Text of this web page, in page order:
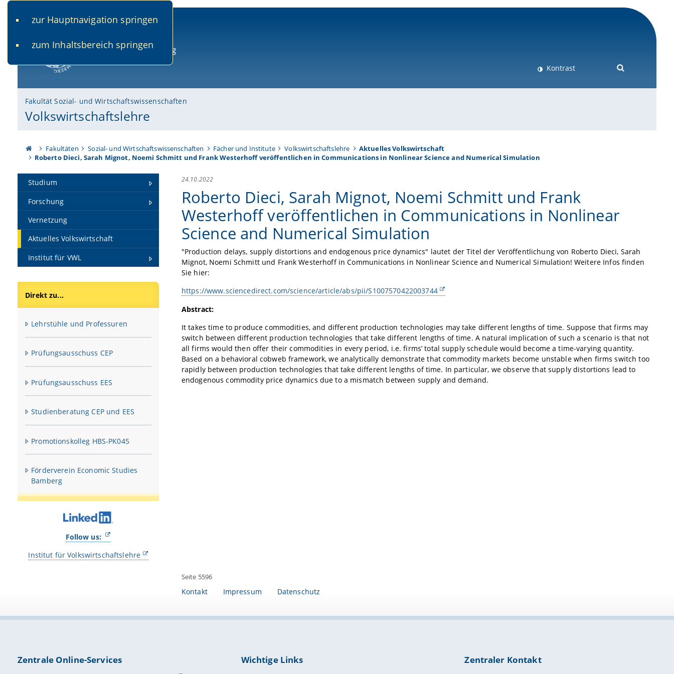
zur Hauptnavigation springen
zum Inhaltsbereich springen
Kontrast
Fakultät Sozial- und Wirtschaftswissenschaften
Volkswirtschaftslehre
Fakultäten Sozial- und Wirtschaftswissenschaften Fächer und Institute Volkswirtschaftslehre
Aktuelles Volkswirtschaft
Roberto Dieci, Sarah Mignot, Noemi Schmitt und Frank Westerhoff veröffentlichen in Communications in Nonlinear Science and Numerical Simulation
Studium
Forschung
Vernetzung
Aktuelles Volkswirtschaft
Institut für VWL
Direkt zu...
Lehrstühle und Professuren
Prüfungsausschuss CEP
Prüfungsausschuss EES
Studienberatung CEP und EES
Promotionskolleg HBS-PK045
Förderverein Economic Studies
Bamberg
Follow us:
Institut für Volkswirtschaftslehre
24.10.2022
Roberto Dieci, Sarah Mignot, Noemi Schmitt und Frank
Westerhoff veröffentlichen in Communications in Nonlinear
Science and Numerical Simulation
"Production delays, supply distortions and endogenous price dynamics" lautet der Titel der Veröffentlichung von Roberto Dieci, Sarah
Mignot, Noemi Schmitt und Frank Westerhoff in Communications in Nonlinear Science and Numerical Simulation! Weitere Infos finden
Sie hier:
https://www.sciencedirect.com/science/article/abs/pii/S1007570422003744
Abstract:
It takes time to produce commodities, and different production technologies may take different lengths of time. Suppose that firms may
switch between different production technologies that take different lengths of time. A natural implication of such a scenario is that not
all firms would then offer their commodities in every period, i.e. firms’ total supply schedule would become a time-varying quantity.
Based on a behavioral cobweb framework, we analytically demonstrate that commodity markets become unstable when firms switch too
rapidly between production technologies that take different lengths of time. In particular, we observe that supply distortions lead to
endogenous commodity price dynamics due to a mismatch between supply and demand.
Seite 5596
Kontakt Impressum Datenschutz
Zentrale Online-Services Wichtige Links Zentraler Kontakt